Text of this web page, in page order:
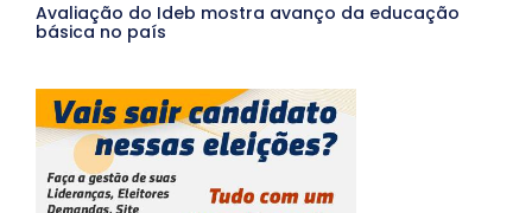
Avaliação do Ideb mostra avanço da educação
básica no país